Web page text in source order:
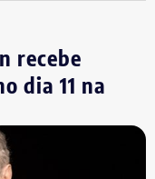
de default’
recebe
dia 11 na